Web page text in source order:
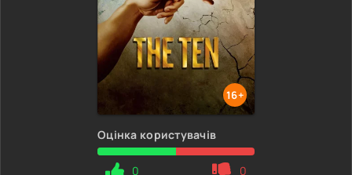
16+
Оцінка користувачів
0 0